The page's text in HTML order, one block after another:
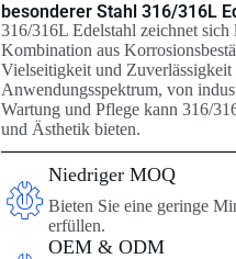
besonderer Stahl 316/316L
316/316L Edelstahl zeichnet sich
Kombination aus
Vielseitigkeit und
Anwendungsspektrum, von
Wartung und Pflege kann 316/
und Ästhetik bieten.
Niedriger MOQ
Bieten Sie eine geringe
erfüllen.
OEM & ODM